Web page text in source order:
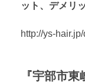
ット、デメリ
http://ys-
『宇部市